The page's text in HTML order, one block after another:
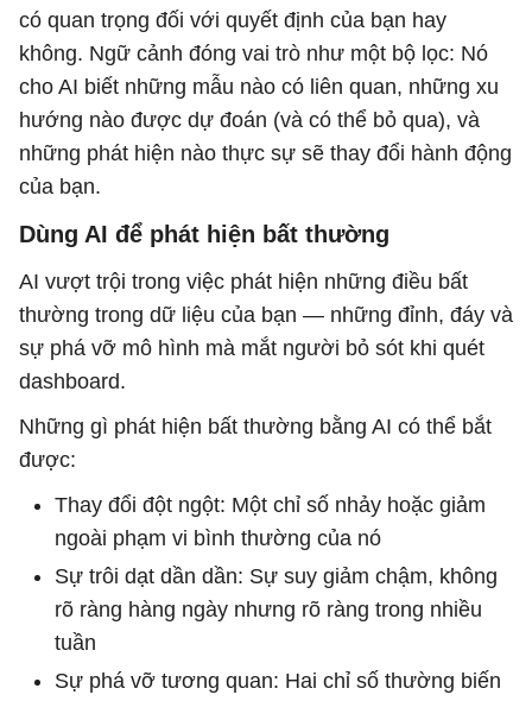
có quan trọng đối với quyết định của bạn hay
không. Ngữ cảnh đóng vai trò như một bộ lọc: Nó
cho AI biết những mẫu nào có liên quan, những xu
hướng nào được dự đoán (và có thể bỏ qua), và
những phát hiện nào thực sự sẽ thay đổi hành động
của bạn.
Dùng AI để phát hiện bất thường
AI vượt trội trong việc phát hiện những điều bất
thường trong dữ liệu của bạn — những đỉnh, đáy và
sự phá vỡ mô hình mà mắt người bỏ sót khi quét
dashboard.
Những gì phát hiện bất thường bằng AI có thể bắt
được:
Thay đổi đột ngột: Một chỉ số nhảy hoặc giảm
ngoài phạm vi bình thường của nó
Sự trôi dạt dần dần: Sự suy giảm chậm, không
rõ ràng hàng ngày nhưng rõ ràng trong nhiều
tuần
Sự phá vỡ tương quan: Hai chỉ số thường biến